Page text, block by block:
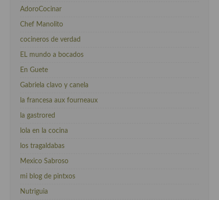
AdoroCocinar
Chef Manolito
cocineros de verdad
EL mundo a bocados
En Guete
Gabriela clavo y canela
la francesa aux fourneaux
la gastrored
lola en la cocina
los tragaldabas
Mexico Sabroso
mi blog de pintxos
Nutriguia